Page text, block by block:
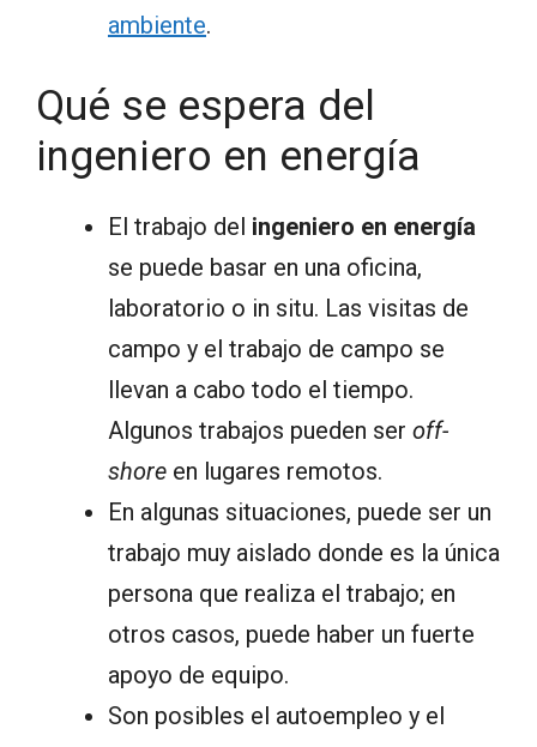
ambiente.
Qué se espera del
ingeniero en energía
El trabajo del ingeniero en energía
se puede basar en una oficina,
laboratorio o in situ. Las visitas de
campo y el trabajo de campo se
llevan a cabo todo el tiempo.
Algunos trabajos pueden ser off-
shore en lugares remotos.
En algunas situaciones, puede ser un
trabajo muy aislado donde es la única
persona que realiza el trabajo; en
otros casos, puede haber un fuerte
apoyo de equipo.
Son posibles el autoempleo y el